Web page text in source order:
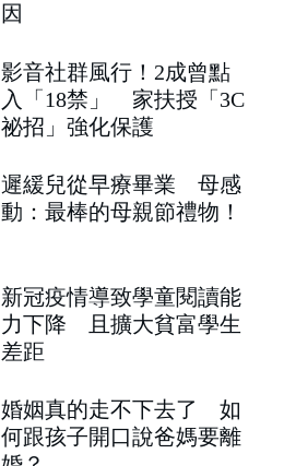
因
影音社群風行！2成曾點
入「18禁」 家扶授「3C
祕招」強化保護
遲緩兒從早療畢業 母感
動：最棒的母親節禮物！
新冠疫情導致學童閱讀能
力下降 且擴大貧富學生
差距
婚姻真的走不下去了 如
何跟孩子開口說爸媽要離